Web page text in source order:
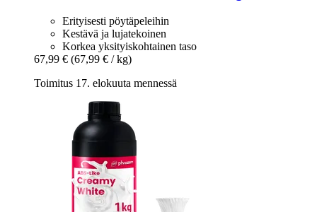
Erityisesti pöytäpeleihin
Kestävä ja lujatekoinen
Korkea yksityiskohtainen taso
67,99 € (67,99 € / kg)
Toimitus 17. elokuuta mennessä